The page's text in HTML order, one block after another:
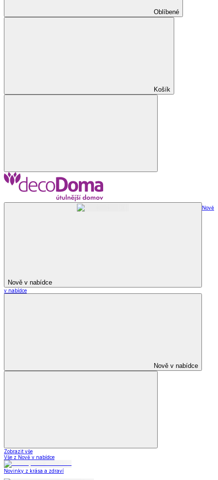
Oblíbené
Košík
Nově v nabídce
Nově
v nabídce
Nově v nabídce
Zobrazit vše
Vše z Nově v nabídce
Novinky z krása a zdraví